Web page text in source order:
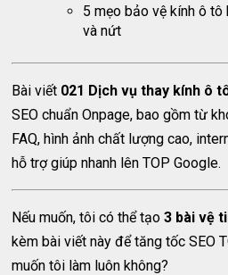
5 mẹo bảo vệ kính ô
và nứt
Bài viết 021 Dịch vụ thay kính ô
SEO chuẩn Onpage, bao gồm từ
FAQ, hình ảnh chất lượng cao,
hỗ trợ giúp nhanh lên TOP Google.
Nếu muốn, tôi có thể tạo3 bài vệ
kèm bài viết này để tăng tốc SEO
muốn tôi làm luôn không?